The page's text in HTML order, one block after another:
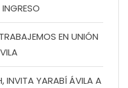
EN UNIÓN
INVITA YARABÍ ÁVILA A